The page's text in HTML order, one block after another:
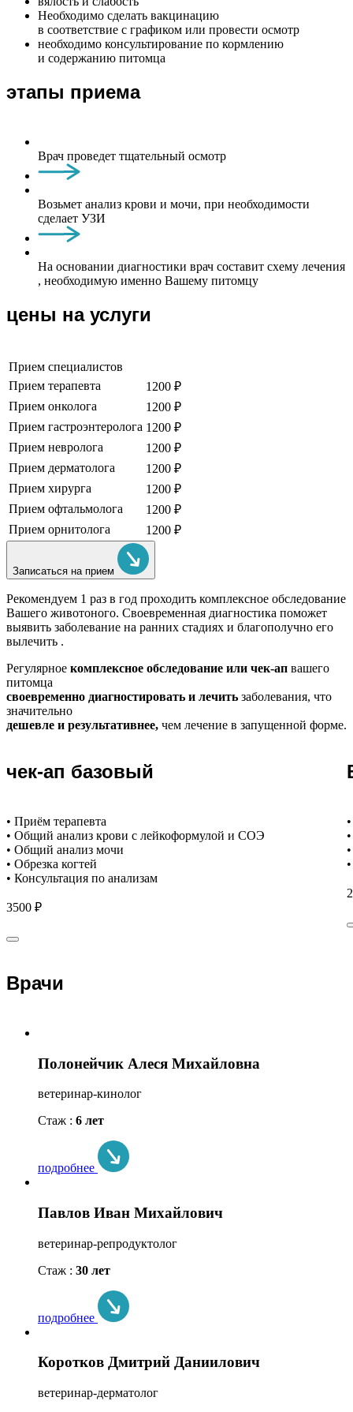
Необходимо сделать вакцинацию
в соответствие с графиком или провести осмотр
необходимо консультирование по кормлению
и содержанию питомца
этапы приема
Врач проведет тщательный осмотр
Возьмет анализ крови и мочи, при необходимости
сделает УЗИ
На основании диагностики врач составит схему лечения
, необходимую именно Вашему питомцу
цены на услуги
Прием специалистов
Прием терапевта
1200 ₽
Прием онколога
1200 ₽
Прием гастроэнтеролога 1200 ₽
Прием невролога
1200 ₽
Прием дерматолога
1200 ₽
Прием хирурга
1200 ₽
Прием офтальмолога
1200 ₽
Прием орнитолога
1200 ₽
Записаться на прием
Рекомендуем 1 раз в год проходить комплексное обследование
Вашего животоного. Своевременная диагностика поможет
выявить заболевание на ранних стадиях и благополучно его
вылечить .
Регулярное комплексное обследование или чек-ап вашего
питомца
своевременно диагностировать и лечить заболевания, что
значительно
дешевле и результативнее, чем лечение в запущенной форме.
чек-ап базовый
• Приём терапевта
• Общий анализ крови с лейкоформулой и СОЭ
• Общий анализ мочи
• Обрезка когтей
• Консультация по анализам
3500 ₽
Врачи
Полонейчик Алеся Михайловна
ветеринар-кинолог
Стаж : 6 лет
подробнее
Павлов Иван Михайлович
ветеринар-репродуктолог
Стаж : 30 лет
подробнее
Коротков Дмитрий Даниилович
ветеринар-дерматолог